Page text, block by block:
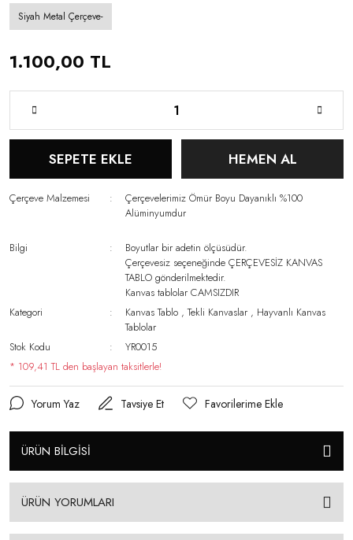
Siyah Metal Çerçeve-
1.100,00 TL
SEPETE EKLE HEMEN AL
Çerçeve Malzemesi
Çerçevelerimiz Ömür Boyu Dayanıklı %100
Alüminyumdur
Bilgi
Boyutlar bir adetin ölçüsüdür.
Çerçevesiz seçeneğinde ÇERÇEVESİZ KANVAS
TABLO gönderilmektedir.
Kanvas tablolar CAMSIZDIR
Kategori
Kanvas Tablo ,Tekli Kanvaslar , Hayvanlı Kanvas
Tablolar
Stok Kodu
YR0015
* 109,41 TL den başlayan taksitlerle!
Yorum Yaz Tavsiye Et
ÜRÜN BİLGİSİ
ÜRÜN YORUMLARI